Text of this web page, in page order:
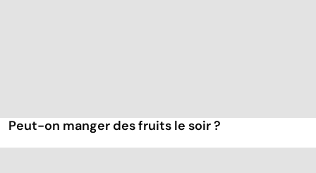
Peut-on manger des fruits le soir ?